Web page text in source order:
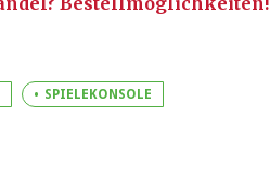
SPIELEKONSOLE